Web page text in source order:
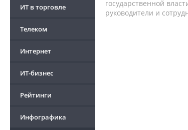
ИТ в торговле
Телеком
Интернет
ИТ-бизнес
Рейтинги
Инфографика
государственной
руководители и